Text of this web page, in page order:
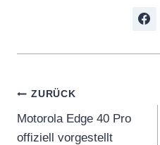
Beitragsnavigation
ZURÜCK
Motorola Edge 40 Pro
offiziell vorgestellt